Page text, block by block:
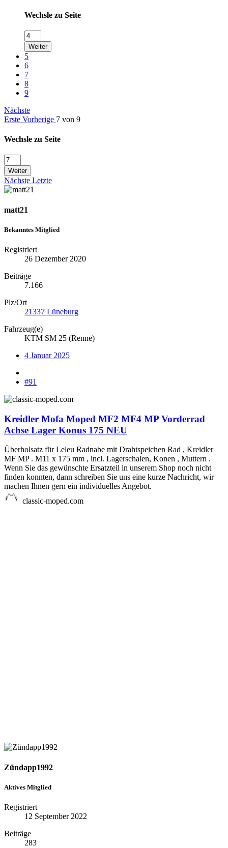
Wechsle zu Seite
Weiter
5
6
7
8
9
Nächste
Erste Vorherige 7 von 9
Wechsle zu Seite
Weiter
Nächste Letzte
matt21
Bekanntes Mitglied
Registriert
26 Dezember 2020
Beiträge
7.166
Plz/Ort
21337 Lüneburg
Fahrzeug(e)
KTM SM 25 (Renne)
4 Januar 2025
#91
Kreidler Mofa Moped MF2 MF4 MP Vorderrad
Achse Lager Konus 175 NEU
Überholsatz für Leleu Radnabe mit Drahtspeichen Rad , Kreidler
MF MP . M11 x 175 mm , incl. Lagerschalen, Konen , Muttern .
Wenn Sie das gewünschte Ersatzteil in unserem Shop noch nicht
finden konnten, dann schreiben Sie uns eine kurze Nachricht, wir
machen Ihnen gern ein individuelles Angebot.
classic-moped.com
Zündapp1992
Aktives Mitglied
Registriert
12 September 2022
Beiträge
283